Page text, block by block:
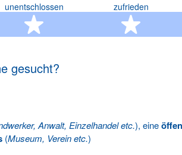
unentschlossen
3 Sterne
zufrieden
4
gesucht?
Anwalt, Einzelhandel etc.), eine
(Museum, Verein etc.)